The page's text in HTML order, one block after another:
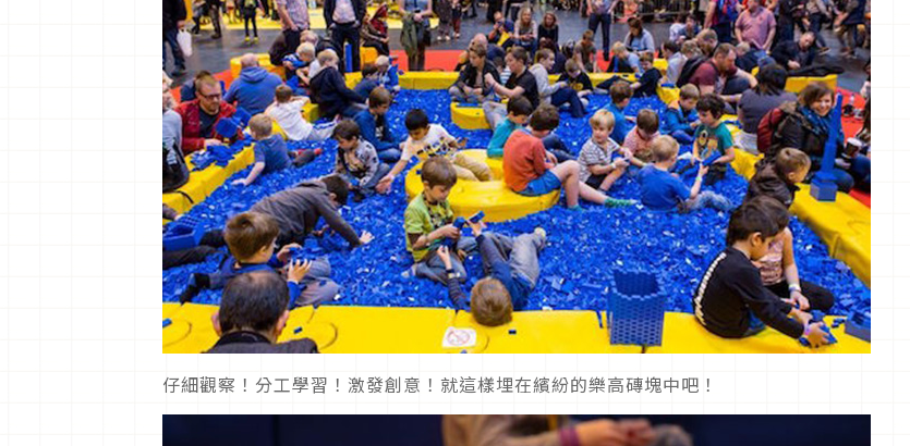
仔細觀察！分工學習！激發創意！就這樣埋在繽紛的樂高磚塊中吧！